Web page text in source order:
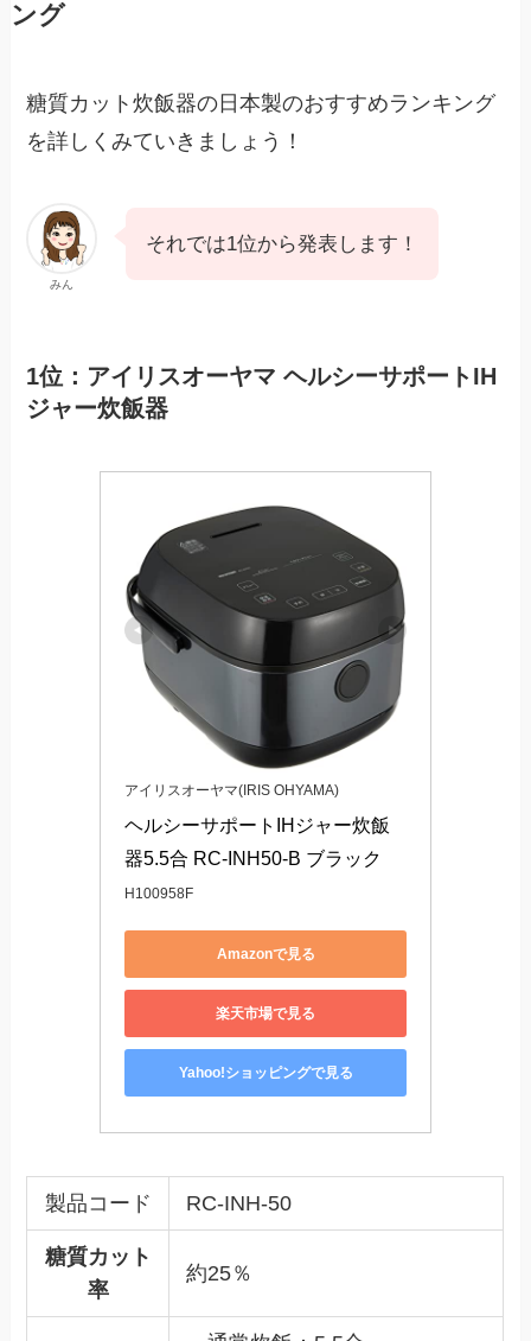
ング
糖質カット炊飯器の日本製のおすすめランキング
を詳しくみていきましょう！
みん
それでは1位から発表します！
1位：アイリスオーヤマ ヘルシーサポートIH
ジャー炊飯器
アイリスオーヤマ(IRIS OHYAMA)
ヘルシーサポートIHジャー炊飯
器5.5合 RC-INH50-B ブラック
H100958F
Amazonで見る
楽天市場で見る
Yahoo!ショッピングで見る
製品コード RC-INH-50
糖質カット
率
約25％